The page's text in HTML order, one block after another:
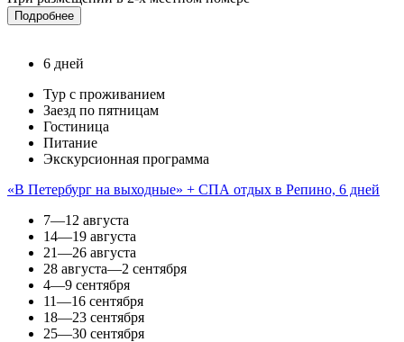
Подробнее
6 дней
Тур с проживанием
Заезд по пятницам
Гостиница
Питание
Экскурсионная программа
«В Петербург на выходные» + СПА отдых в Репино, 6 дней
7—12 августа
14—19 августа
21—26 августа
28 августа—2 сентября
4—9 сентября
11—16 сентября
18—23 сентября
25—30 сентября